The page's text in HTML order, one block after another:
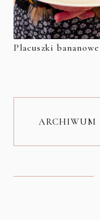
Placuszki bananowe
ARCHIWUM